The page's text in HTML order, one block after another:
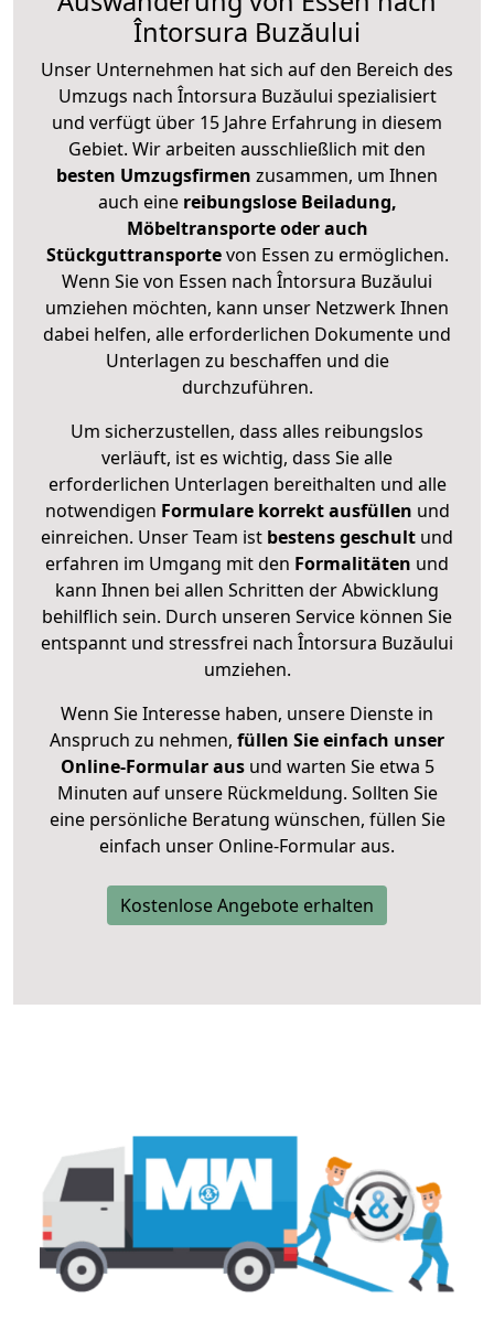
Întorsura Buzăului
Unser Unternehmen hat sich auf den Bereich des
Umzugs nach Întorsura Buzăului spezialisiert
und verfügt über 15 Jahre Erfahrung in diesem
Gebiet. Wir arbeiten ausschließlich mit den
besten Umzugsfirmen zusammen, um Ihnen
auch eine reibungslose Beiladung,
Möbeltransporte oder auch
Stückguttransportevon Essen zu ermöglichen.
Wenn Sie von Essen nach Întorsura Buzăului
umziehen möchten, kann unser Netzwerk Ihnen
dabei helfen, alle erforderlichen Dokumente und
Unterlagen zu beschaffen und die
durchzuführen.
Um sicherzustellen, dass alles reibungslos
verläuft, ist es wichtig, dass Sie alle
erforderlichen Unterlagen bereithalten und alle
notwendigen Formulare korrekt ausfüllen und
einreichen. Unser Team ist bestens geschult und
erfahren im Umgang mit den Formalitäten und
kann Ihnen bei allen Schritten der Abwicklung
behilflich sein. Durch unseren Service können Sie
entspannt und stressfrei nach Întorsura Buzăului
umziehen.
Wenn Sie Interesse haben, unsere Dienste in
Anspruch zu nehmen, füllen Sie einfach unser
Online-Formular ausund warten Sie etwa 5
Minuten auf unsere Rückmeldung. Sollten Sie
eine persönliche Beratung wünschen, füllen Sie
einfach unser Online-Formular aus.
Kostenlose Angebote erhalten